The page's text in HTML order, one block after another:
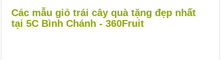
Các mẫu giỏ trái cây quà tặng đẹp nhất
tại 5C Bình Chánh - 360Fruit